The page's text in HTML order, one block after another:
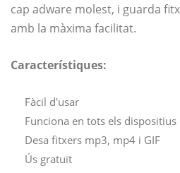
cap adware molest, i guarda
amb la màxima facilitat.
Característiques:
Fàcil d'usar
Funciona en tots els
Desa fitxers mp3, mp4 i GIF
Ús gratuït